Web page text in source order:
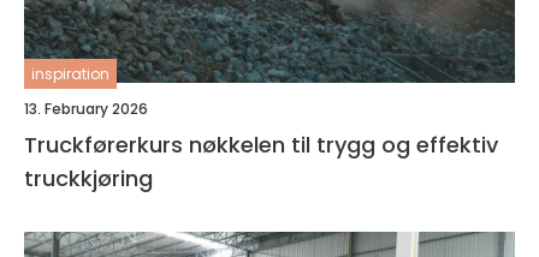
inspiration
13. February 2026
Truckførerkurs nøkkelen til trygg og effektiv
truckkjøring